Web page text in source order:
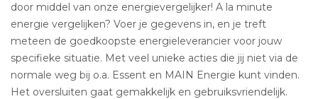
door middel van onze energievergelijker! A la minute
energie vergelijken? Voer je gegevens in, en je treft
meteen de goedkoopste energieleverancier voor jouw
specifieke situatie. Met veel unieke acties die jij niet via de
normale weg bij o.a. Essent en MAIN Energie kunt vinden.
Het oversluiten gaat gemakkelijk en gebruiksvriendelijk.